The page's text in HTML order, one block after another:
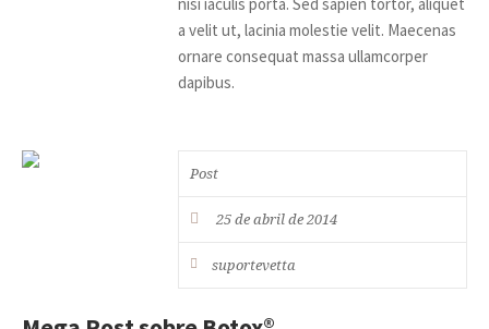
a velit ut, lacinia molestie velit. Maecenas
ornare consequat massa ullamcorper
dapibus.
Post
25 de abril de 2014
suportevetta